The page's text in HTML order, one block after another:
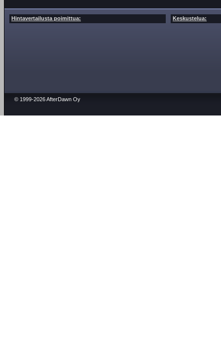
Hintavertailusta poimittua: Keskustelua:
© 1999-2026 AfterDawn Oy